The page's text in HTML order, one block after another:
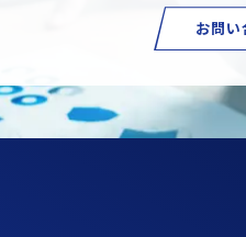
お問い